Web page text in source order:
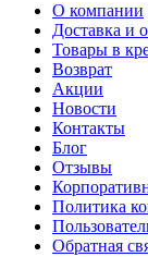
О компании
Доставка и
Товары в
Возврат
Акции
Новости
Контакты
Блог
Отзывы
Политика
Обратная